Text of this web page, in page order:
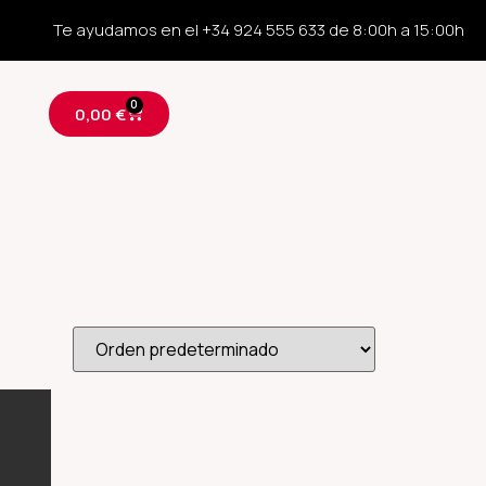
Te ayudamos en el +34 924 555 633 de 8:00h a 15:00h
0,00€ 0